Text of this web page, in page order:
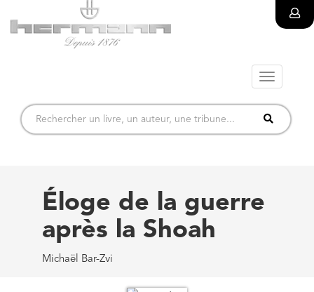
Toggle
Éloge de la guerre
après la Shoah
Michaël Bar-Zvi